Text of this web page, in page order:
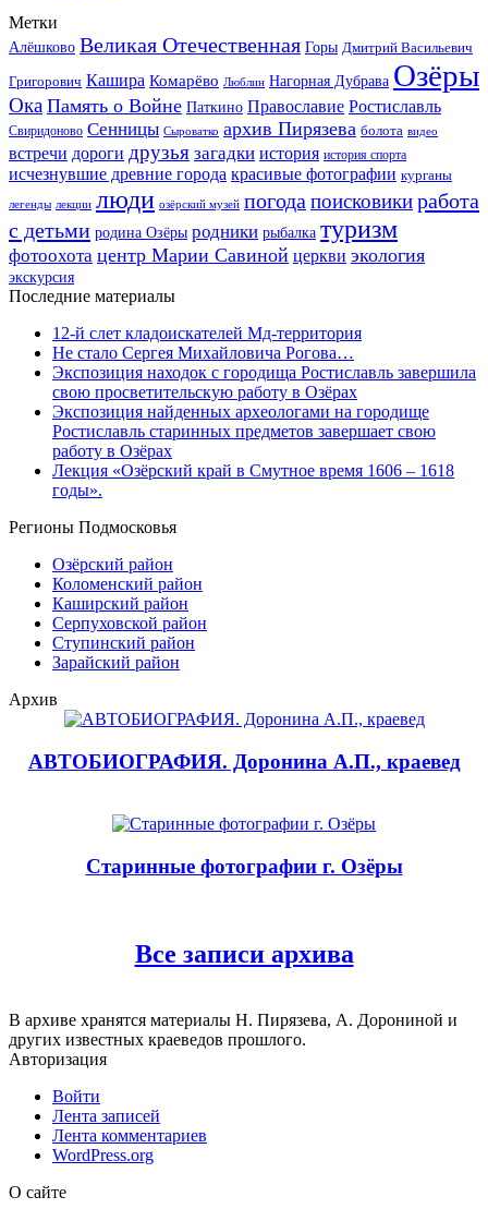
Метки
Алёшково Великая Отечественная Горы Дмитрий Васильевич
Григорович Кашира Комарёво Люблин Нагорная Дубрава Озёры
Ока Память о Войне Паткино Православие Ростиславль
Свиридоново Сенницы Сыроватко архив Пирязева болота видео
встречи дороги друзья загадки история история спорта
исчезнувшие древние города красивые фотографии курганы
легенды лекции люди озёрский музей погодапоисковикиработа
с детьми родина Озёры родники рыбалка туризм
фотоохота центр Марии Савиной церкви экология
экскурсия
Последние материалы
12-й слет кладоискателей Мд-территория
Не стало Сергея Михайловича Рогова…
Экспозиция находок с городища Ростиславль завершила
свою просветительскую работу в Озёрах
Экспозиция найденных археологами на городище
Ростиславль старинных предметов завершает свою
работу в Озёрах
Лекция «Озёрский край в Смутное время 1606 – 1618
годы».
Регионы Подмосковья
Озёрский район
Коломенский район
Каширский район
Серпуховской район
Ступинский район
Зарайский район
Архив
АВТОБИОГРАФИЯ. Доронина А.П., краевед
Старинные фотографии г. Озёры
Все записи архива
В архиве хранятся материалы Н. Пирязева, А. Дорониной и
других известных краеведов прошлого.
Авторизация
Войти
Лента записей
Лента комментариев
WordPress.org
О сайте